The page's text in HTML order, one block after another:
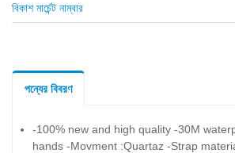
বিকাশ মার্চেন্ট নাম্বার
পন্যের বিবরণ
-100% new and high quality -30M
hands -Movment :Quartaz -Strap